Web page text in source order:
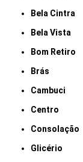
Bela Cintra
Bela Vista
Bom Retiro
Brás
Cambuci
Centro
Consolação
Glicério